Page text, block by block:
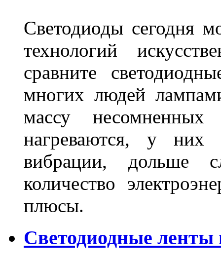
Светодиоды сегодня
технологий
сравните
многих людей
массу
нагреваются, у них
вибрации, дольше
количество
плюсы.
Светодиодные